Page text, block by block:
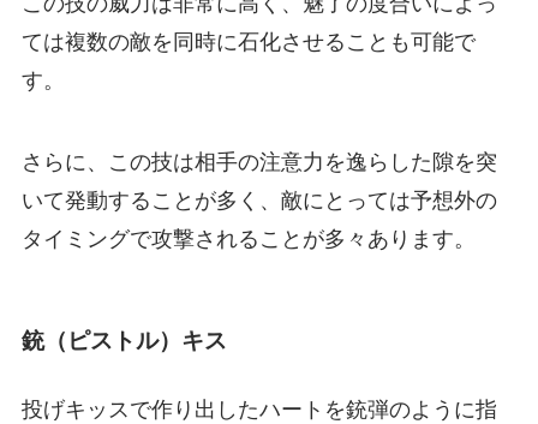
ては複数の敵を同時に石化させることも可能で
す。
さらに、この技は相手の注意力を逸らした隙を突
いて発動することが多く、敵にとっては予想外の
タイミングで攻撃されることが多々あります。
銃（ピストル）キス
投げキッスで作り出したハートを銃弾のように指